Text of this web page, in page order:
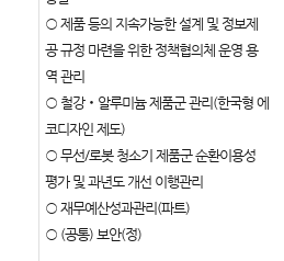
○ 제품 등의 지속가능한 설계 및 정보제
공 규정 마련을 위한 정책협의체 운영 용
역 관리
○ 철강‧알루미늄 제품군 관리(한국형 에
코디자인 제도)
○ 무선/로봇 청소기 제품군 순환이용성
평가 및 과년도 개선 이행관리
○ 재무예산성과관리(파트)
○ (공통) 보안(정)